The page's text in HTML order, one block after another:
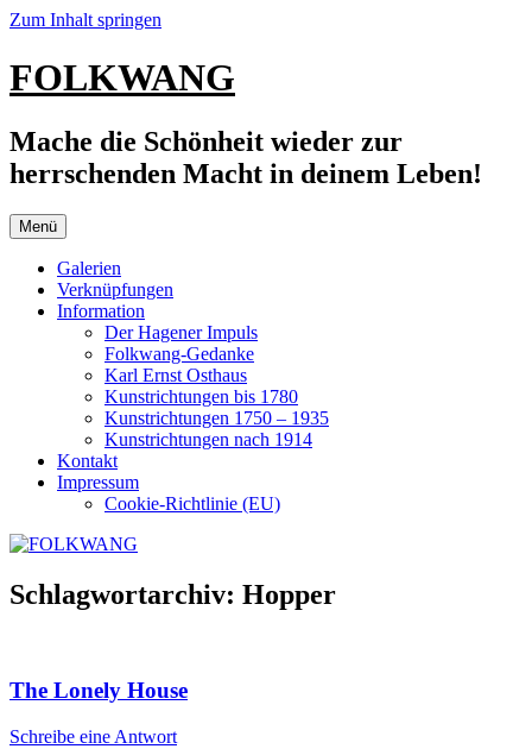
Zum Inhalt springen
FOLKWANG
Mache die Schönheit wieder zur
herrschenden Macht in deinem Leben!
Menü
Galerien
Verknüpfungen
Information
Der Hagener Impuls
Folkwang-Gedanke
Karl Ernst Osthaus
Kunstrichtungen bis 1780
Kunstrichtungen 1750 – 1935
Kunstrichtungen nach 1914
Kontakt
Impressum
Cookie-Richtlinie (EU)
Schlagwortarchiv: Hopper
The Lonely House
Schreibe eine Antwort